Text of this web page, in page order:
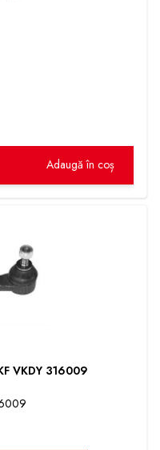
Adaugă în coș
VKDY 316009